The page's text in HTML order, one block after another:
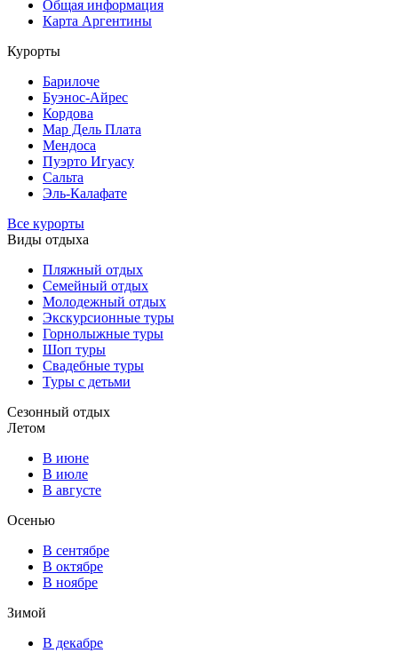
Общая информация
Карта Аргентины
Курорты
Барилоче
Буэнос-Айрес
Кордова
Мар Дель Плата
Мендоса
Пуэрто Игуасу
Сальта
Эль-Калафате
Все курорты
Виды отдыха
Пляжный отдых
Семейный отдых
Молодежный отдых
Экскурсионные туры
Горнолыжные туры
Шоп туры
Свадебные туры
Туры с детьми
Сезонный отдых
Летом
В июне
В июле
В августе
Осенью
В сентябре
В октябре
В ноябре
Зимой
В декабре